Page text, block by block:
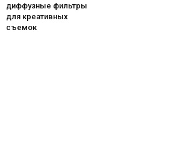
диффузные фильтры
для креативных
съемок